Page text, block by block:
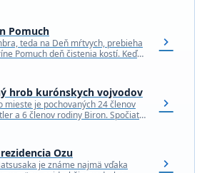
Pomuch
teda na Deň mŕtvych, prebieha
Pomuch deň čistenia kostí. Keď
chevron_right
hrob kurónskych vojvodov
mieste je pochovaných 24 členov
a 6 členov rodiny Biron. Spočiatku
chevron_right
Ozu
je známe najmä vďaka
chevron_right